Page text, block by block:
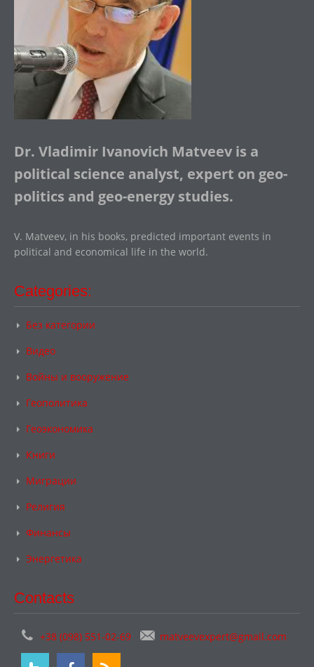
Dr. Vladimir Ivanovich Matveev is a
political science analyst, expert on geo-
politics and geo-energy studies.
V. Matveev, in his books, predicted important events in
political and economical life in the world.
Categories:
Без категории
Видео
Войны и вооружение
Геополитика
Геоэкономика
Книги
Миграции
Религия
Финансы
Энергетика
Contacts
+38 (098) 551-02-69 matveevexpert@gmail.com